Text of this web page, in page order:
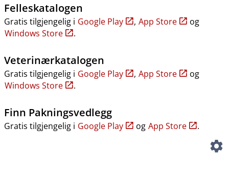
Felleskatalogen
Gratis tilgjengelig i Google Play , App Store
og
Windows Store
.
Veterinærkatalogen
Gratis tilgjengelig i Google Play , App Store
og
Windows Store
.
Finn Pakningsvedlegg
Gratis tilgjengelig i Google Play og App Store .